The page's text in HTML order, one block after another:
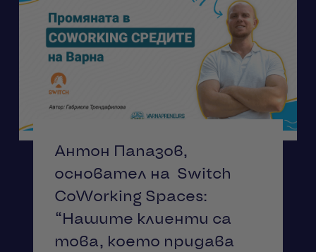
Антон Папазов,
основател на Switch
CoWorking Spaces:
“Нашите клиенти са
това, което придава